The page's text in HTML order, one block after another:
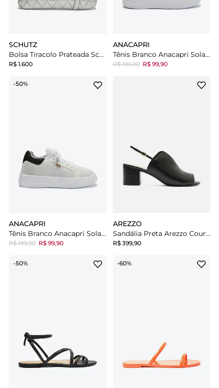
SCHUTZ
Bolsa Tiracolo Prateada Schutz Grande Matelassê 944
R$ 1.600
ANACAPRI
Tênis Branco Anacapri Sola Alta Knit Detalhe Verde
R$ 199,90 R$ 99,90
-50%
ANACAPRI
Tênis Branco Anacapri Sola Alta Knit Detalhe Preto
R$ 199,90 R$ 99,90
AREZZO
Sandália Preta Arezzo Couro Salto Bloco Fivela
R$ 399,90
-50% -60%